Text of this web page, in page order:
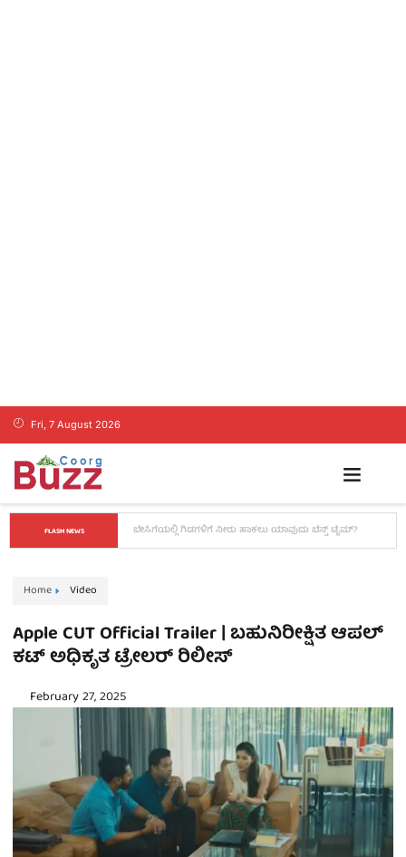
Fri, 7 August 2026
FLASH NEWS
ಮಕ್ಕಳಿಗೆ ಐಸ್‌ಕ್ರೀಮ್, ಕೋಲ್ಡ್ ಡ್ರಿಂಕ್ಸ್ ಕೊಡ್ತಿದ್ದೀರಾ? ಅದರ ಬದಲು ಈ
ಆರೋಗ್ಯಕರ ತಿನಿಸುಗಳನ್ನು ಟ್ರೈ ಮಾಡಿ!
Home Video
Apple CUT Official Trailer | ಬಹುನಿರೀಕ್ಷಿತ ಆಪಲ್
ಕಟ್ ಅಧಿಕೃತ ಟ್ರೇಲರ್ ರಿಲೀಸ್
February 27, 2025